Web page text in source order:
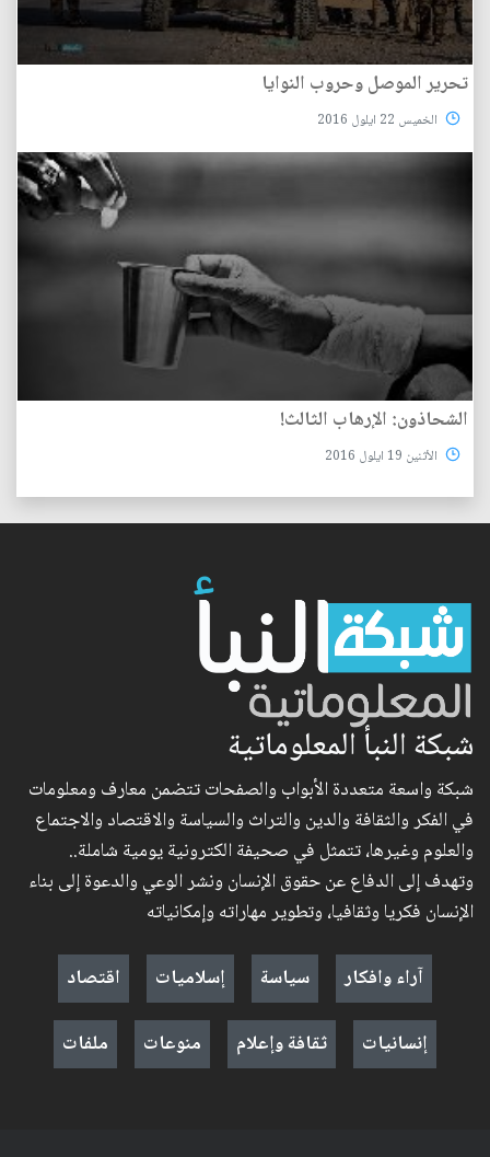
تحرير الموصل وحروب النوايا
الخميس 22 ايلول 2016
الشحاذون: الإرهاب الثالث!
الأثنين 19 ايلول 2016
شبكة النبأ المعلوماتية
شبكة واسعة متعددة الأبواب والصفحات تتضمن معارف ومعلومات
في الفكر والثقافة والدين والتراث والسياسة والاقتصاد والاجتماع
والعلوم وغيرها، تتمثل في صحيفة الكترونية يومية شاملة..
وتهدف إلى الدفاع عن حقوق الإنسان ونشر الوعي والدعوة إلى بناء
الإنسان فكريا وثقافيا، وتطوير مهاراته وإمكانياته
آراء وافكار
سياسة إسلاميات
اقتصاد
إنسانيات
ثقافة وإعلام منوعات ملفات